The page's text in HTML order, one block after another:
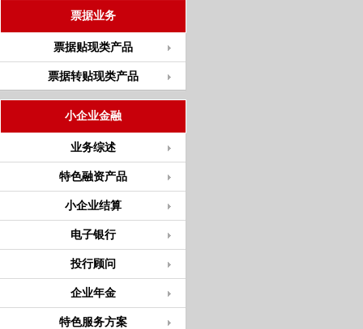
票据业务
票据贴现类产品
票据转贴现类产品
小企业金融
业务综述
特色融资产品
小企业结算
电子银行
投行顾问
企业年金
特色服务方案